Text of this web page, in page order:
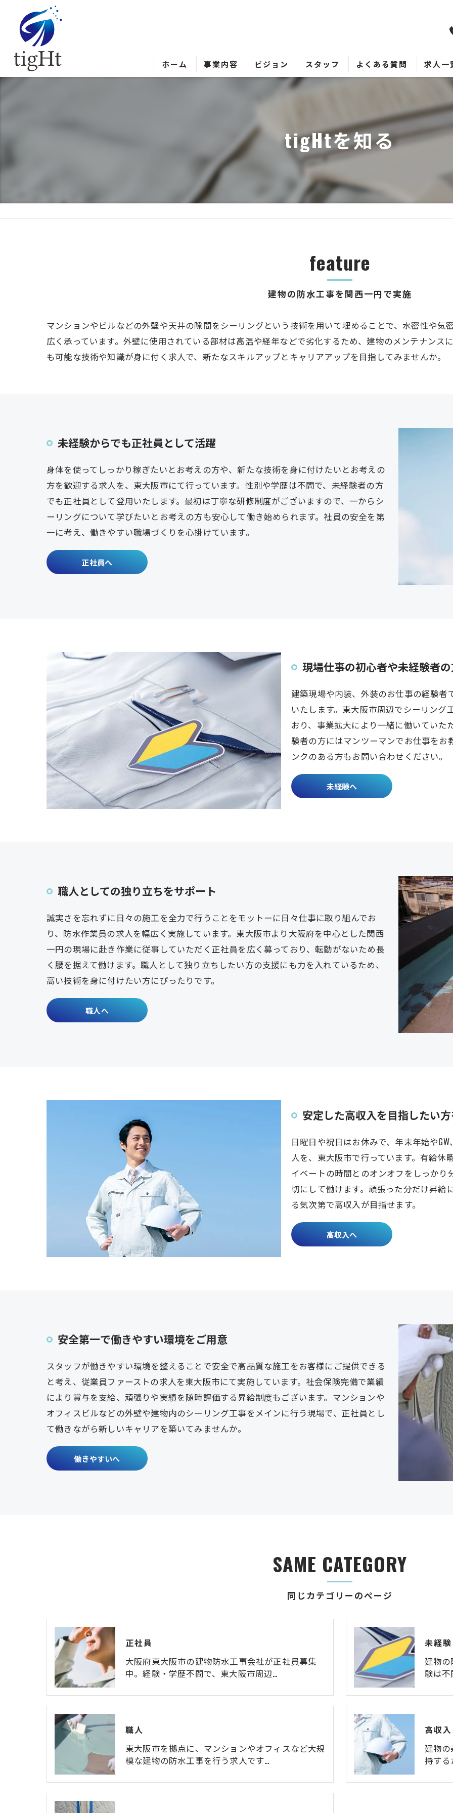
ホーム 事業内容 ビジョン スタッフ よくある質問 求人一
tigHtを知る
建物の防水工事を関西一円で実施
feature
マンションやビルなどの外壁や天井の隙間をシーリングという技術を用いて埋めることで、水密性や気
広く承っています。外壁に使用されている部材は高温や経年などで劣化するため、建物のメンテナンス
も可能な技術や知識が身に付く求人で、新たなスキルアップとキャリアアップを目指してみませんか。
未経験からでも正社員として活躍
身体を使ってしっかり稼ぎたいとお考えの方や、新たな技術を身に付けたいとお考えの
方を歓迎する求人を、東大阪市にて行っています。性別や学歴は不問で、未経験者の方
でも正社員として登用いたします。最初は丁寧な研修制度がございますので、一からシ
ーリングについて学びたいとお考えの方も安心して働き始められます。社員の安全を第
一に考え、働きやすい職場づくりを心掛けています。
正社員へ
現場仕事の初心者や未経験者
建築現場や内装、外装のお仕事の経験
いたします。東大阪市周辺でシーリン
おり、事業拡大により一緒に働いてい
験者の方にはマンツーマンでお仕事を
ンクのある方もお問い合わせください。
未経験へ
職人としての独り立ちをサポート
誠実さを忘れずに日々の施工を全力で行うことをモットーに日々仕事に取り組んでお
り、防水作業員の求人を幅広く実施しています。東大阪市より大阪府を中心とした関西
一円の現場に赴き作業に従事していただく正社員を広く募っており、転勤がないため長
く腰を据えて働けます。職人として独り立ちしたい方の支援にも力を入れているため、
高い技術を身に付けたい方にぴったりです。
職人へ
安定した高収入を目指したい
日曜日や祝日はお休みで、年末年始や
人を、東大阪市で行っています。有給
イベートの時間とのオンオフをしっか
切にして働けます。頑張った分だけ昇給
る気次第で高収入が目指せます。
高収入へ
安全第一で働きやすい環境をご用意
スタッフが働きやすい環境を整えることで安全で高品質な施工をお客様にご提供できる
と考え、従業員ファーストの求人を東大阪市にて実施しています。社会保険完備で業績
により賞与を支給、頑張りや実績を随時評価する昇給制度もございます。マンションや
オフィスビルなどの外壁や建物内のシーリング工事をメインに行う現場で、正社員とし
て働きながら新しいキャリアを築いてみませんか。
働きやすいへ
同じカテゴリーのページ
SAME CATEGORY
正社員
大阪府東大阪市の建物防水工事会社が正社員募集
中。経験・学歴不問で、東大阪市周辺…
未経験
建物
験は
職人
東大阪市を拠点に、マンションやオフィスなど大規
模な建物の防水工事を行う求人です…
高収入
建物
持す